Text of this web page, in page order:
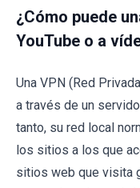
¿Cómo puede
YouTube o a
Una VPN (Red
a través de un
tanto, su red local
los sitios a los que
sitios web que visita